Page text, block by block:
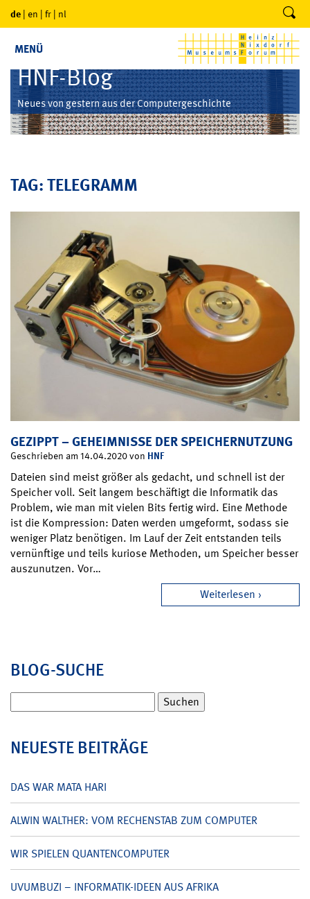
de | en | fr | nl
MENÜ
HNF-Blog
Neues von gestern aus der Computergeschichte
TAG: TELEGRAMM
GEZIPPT – GEHEIMNISSE DER SPEICHERNUTZUNG
Geschrieben am 14.04.2020 von HNF
Dateien sind meist größer als gedacht, und schnell ist der
Speicher voll. Seit langem beschäftigt die Informatik das
Problem, wie man mit vielen Bits fertig wird. Eine Methode
ist die Kompression: Daten werden umgeformt, sodass sie
weniger Platz benötigen. Im Lauf der Zeit entstanden teils
vernünftige und teils kuriose Methoden, um Speicher besser
auszunutzen. Vor…
Weiterlesen
BLOG-SUCHE
nach:
NEUESTE BEITRÄGE
DAS WAR MATA HARI
ALWIN WALTHER: VOM RECHENSTAB ZUM COMPUTER
WIR SPIELEN QUANTENCOMPUTER
UVUMBUZI – INFORMATIK-IDEEN AUS AFRIKA